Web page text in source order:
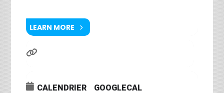
LEARN MORE
CALENDRIER GOOGLECAL